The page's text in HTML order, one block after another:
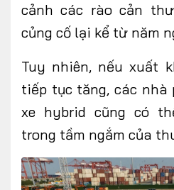
CONTACT US
cảnh các rào cản
củng cố lại kể từ năm
Tuy nhiên, nếu xuất
tiếp tục tăng, các nhà
xe hybrid cũng có
trong tầm ngắm của